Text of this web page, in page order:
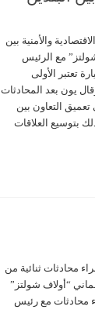
والأمنية بين
مع الرئيس
تعتبر الأولى
إلى سيول منذ 30 عاماً. وقال يون بعد المحادثات
التعاون بين
بتوسيع العلاقات
محادثات ثنائية من
“أولاف شولتز”
محادثات مع رئيس